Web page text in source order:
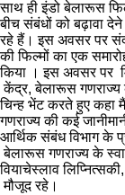
साथ ही इंडो बेलारूस
बीच संबंधों को बढ़ावा
रहे हैं। इस अवसर पर
की फिल्मों का एक
किया । इस अवसर पर
केंद्र, बेलारूस गणराज्य
चिन्ह भेंट करते हुए कहा
गणराज्य की कई
आर्थिक संबंध विभाग के
बेलारूस गणराज्य के
वियाचेस्लाव
मौजूद रहे।